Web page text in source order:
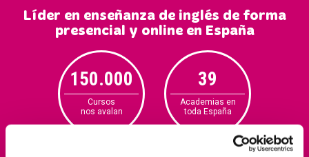
Líder en enseñanza de inglés de forma
presencial y online en España
150.000
Cursos
nos avalan
39
Academias en
toda España